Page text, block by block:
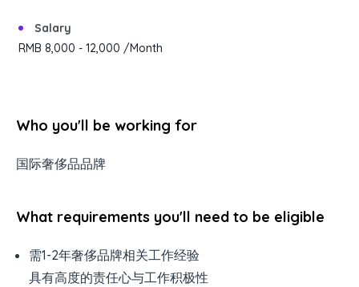
Salary
RMB 8,000 - 12,000 /Month
Who you'll be working for
国际奢侈品品牌
What requirements you'll need to be eligible
需1-2年奢侈品牌相关工作经验
具有高度的责任心与工作积极性